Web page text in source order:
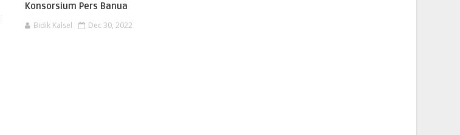
Konsorsium Pers Banua
Bidik Kalsel Dec 30, 2022